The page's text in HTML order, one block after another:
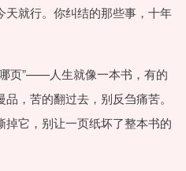
就行。你纠结的那些事，十年
页”——人生就像一本书，有的
，苦的翻过去，别反刍痛苦。
它，别让一页纸坏了整本书的